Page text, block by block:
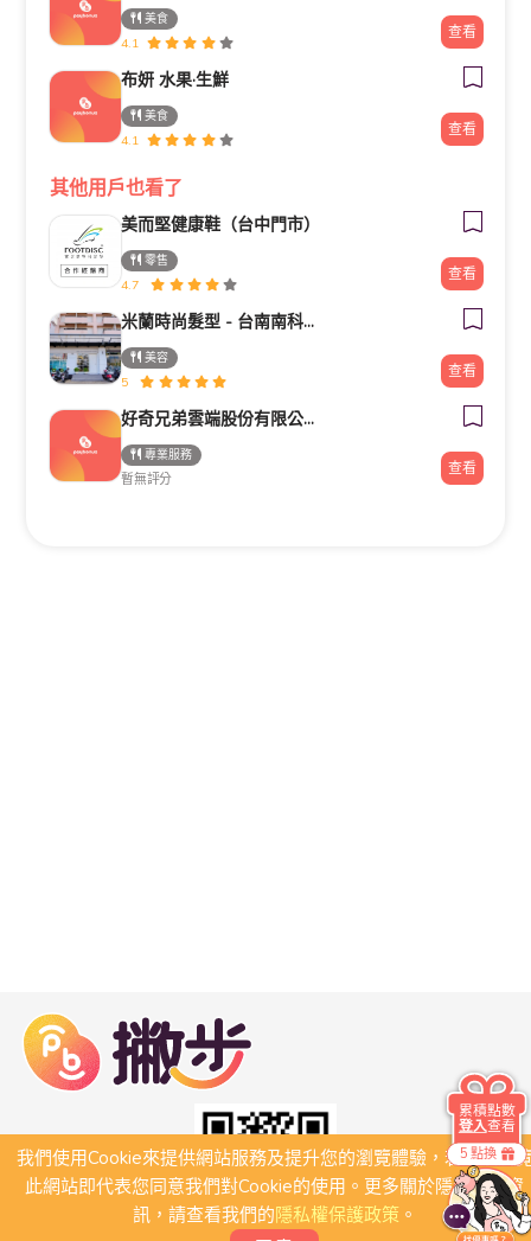
美食
4.1
查看
布妍 水果·生鮮
美食
4.1
查看
其他用戶也看了
美而堅健康鞋（台中門市）
零售
4.7
查看
米蘭時尚髮型 - 台南南科新市旗艦店
美容
5
查看
好奇兄弟雲端股份有限公司｜Google行銷導客顧問・高雄台南行銷顧問
專業服務
暫無評分
查看
我們使用Cookie來提供網站服務及提升您的瀏覽體驗，若繼續瀏
此網站即代表您同意我們對Cookie的使用。更多關於隱私保護資
訊，請查看我們的隱私權保護政策。
5 點換
累積點數
登入查看